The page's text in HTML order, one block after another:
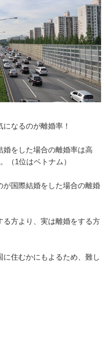
なるのが離婚率！
をした場合の離婚率は高
（1位はベトナム）
国際結婚をした場合の離婚
る方より、実は離婚をする方
住むかにもよるため、難し